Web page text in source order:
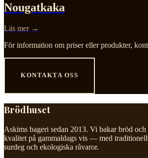
Nougatkaka
Läs mer →
För information om priser eller produkter,
KONTAKTA OSS
Brödhuset
Askims bageri sedan 2013. Vi bakar bröd
kvalitet på gammaldags vis — med
surdeg och ekologiska råvaror.